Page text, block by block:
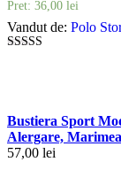
Pret: 36,00 lei
Vandut de: Polo
Bustiera Sport
Alergare,
57,00 lei